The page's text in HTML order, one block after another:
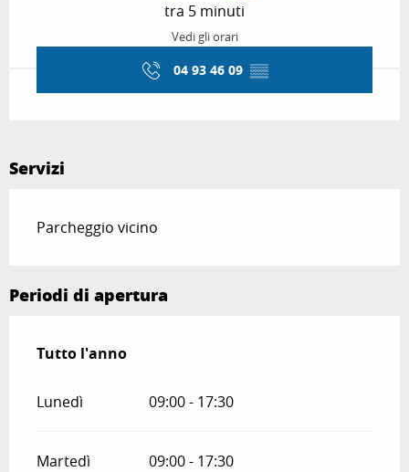
tra 5 minuti
Vedi gli orari
04 93 46 09 ▒▒
Servizi
Parcheggio vicino
Periodi di apertura
Tutto l'anno
Tutto l'anno
Lunedì 09:00 - 17:30
Martedì 09:00 - 17:30